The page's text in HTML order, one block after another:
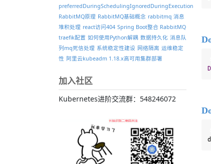
preferredDuringSchedulingIgnoredDuringExecution
RabbitMQ原理 RabbitMQ基础概念 rabbitmq 消息
堆积处理 react访问404 Spring Boot整合 RabbitMQ
traefik配置 如何使用Python解耦 数据持久化 消息队
列mq死信处理 系统稳定性建设 网络隔离 运维稳定
性 阿里云kubeadm 1.18.x高可用集群部署
加入社区
Kubernetes进阶交流群：548246072